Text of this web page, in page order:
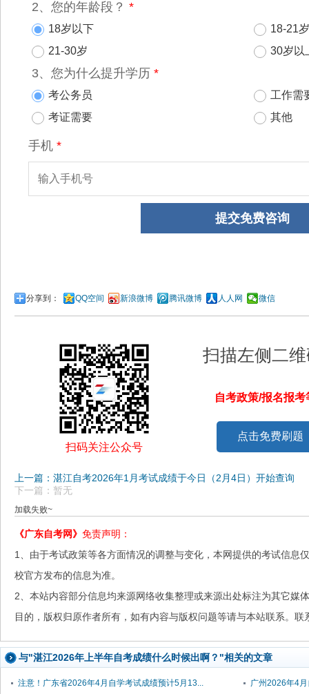
分享到： QQ空间 新浪微博 腾讯微博 人人网 微信
扫码关注公众号
扫描左侧二
自考政策/报名报
点击免费刷题
上一篇：湛江自考2026年1月考试成绩于今日（2月4日）开始查询
下一篇：暂无
加载失败~
《广东自考网》 免责声明：
1、由于考试政策等各方面情况的调整与变化，本网提供的考试信息
校官方发布的信息为准。
2、本站内容部分信息均来源网络收集整理或来源出处标注为其它媒
目的，版权归原作者所有，如有内容与版权问题等请与本站联系。
与"湛江2026年上半年自考成绩什么时候出啊？"相关的文章
注意！广东省2026年4月自学考试成绩预计5月13...
广州2026年4